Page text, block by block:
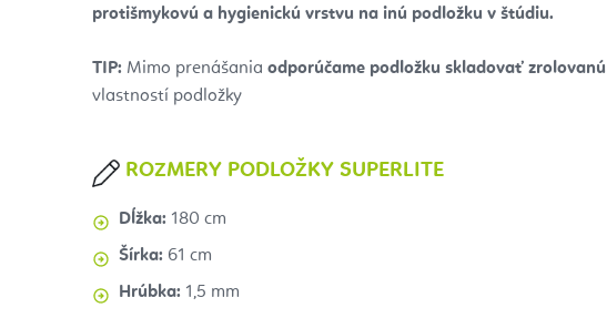
protišmykovú a hygienickú vrstvu na inú podložku v štúdiu.
TIP: Mimo prenášania odporúčame podložku skladovať zrolovanú
vlastností podložky
ROZMERY PODLOŽKY SUPERLITE
Dĺžka: 180 cm
Šírka: 61 cm
Hrúbka: 1,5 mm